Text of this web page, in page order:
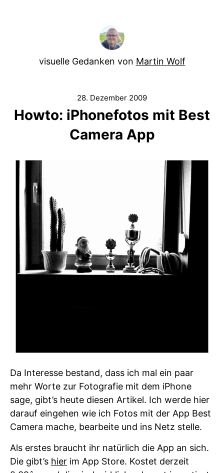
visuelle Gedanken von Martin Wolf
28. Dezember 2009
Howto: iPhonefotos mit Best
Camera App
Da Interesse bestand, dass ich mal ein paar
mehr Worte zur Fotografie mit dem iPhone
sage, gibt’s heute diesen Artikel. Ich werde hier
darauf eingehen wie ich Fotos mit der App Best
Camera mache, bearbeite und ins Netz stelle.
Als erstes braucht ihr natürlich die App an sich.
Die gibt’s hier im App Store. Kostet derzeit